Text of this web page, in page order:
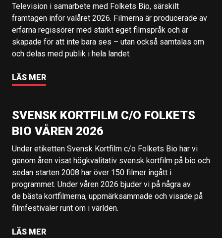
Television i samarbete med Folkets Bio, särskilt
framtagen inför valåret 2026. Filmerna är producerade av
erfarna regissörer med starkt eget filmspråk och är
skapade för att inte bara ses – utan också samtalas om
och delas med publik i hela landet.
LÄS MER
SVENSK KORTFILM C/O FOLKETS
BIO VÅREN 2026
Under etiketten Svensk Kortfilm c/o Folkets Bio har vi
genom åren visat högkvalitativ svensk kortfilm på bio och
sedan starten 2008 har över 150 filmer ingått i
programmet. Under våren 2026 bjuder vi på några av
de bästa kortfilmerna, uppmärksammade och visade på
filmfestivaler runt om i världen.
LÄS MER